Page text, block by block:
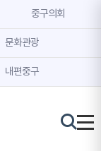
중구의회
문화관광
내편중구